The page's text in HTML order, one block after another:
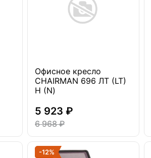
Офисное кресло
CHAIRMAN 696 ЛТ (LT)
Н (N)
5 923 ₽
6 968 ₽
-12%